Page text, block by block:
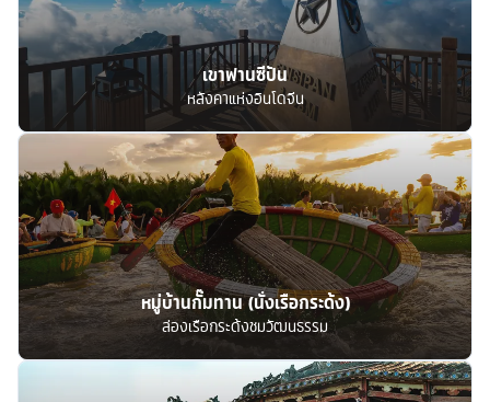
เขาฟานซีปัน
หลังคาแห่งอินโดจีน
หมู่บ้านกั๊มทาน (นั่งเรือกระด้ง)
ล่องเรือกระด้งชมวัฒนธรรม